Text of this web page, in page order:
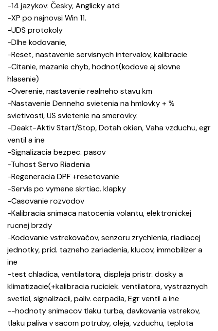
-14 jazykov: Česky, Anglicky atd
-XP po najnovsi Win 11.
-UDS protokoly
-Dlhe kodovanie,
-Reset, nastavenie servisnych intervalov, kalibracie
-Citanie, mazanie chyb, hodnot(kodove aj slovne
hlasenie)
-Overenie, nastavenie realneho stavu km
-Nastavenie Denneho svietenia na hmlovky + %
svietivosti, US svietenie na smerovky.
-Deakt-Aktiv Start/Stop, Dotah okien, Vaha vzduchu, egr
ventil a ine
-Signalizacia bezpec. pasov
-Tuhost Servo Riadenia
-Regeneracia DPF +resetovanie
-Servis po vymene skrtiac. klapky
-Casovanie rozvodov
-Kalibracia snimaca natocenia volantu, elektronickej
rucnej brzdy
-Kodovanie vstrekovačov, senzoru zrychlenia, riadiacej
jednotky, prid. tazneho zariadenia, klucov, immobilizer a
ine
-test chladica, ventilatora, displeja pristr. dosky a
klimatizacie(+kalibracia ruciciek. ventilatora, vystraznych
svetiel, signalizacii, paliv. cerpadla, Egr ventil a ine
--hodnoty snimacov tlaku turba, davkovania vstrekov,
tlaku paliva v sacom potruby, oleja, vzduchu, teplota